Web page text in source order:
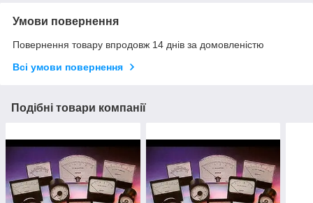
Умови повернення
Повернення товару впродовж 14 днів за домовленістю
Всі умови повернення
Подібні товари компанії